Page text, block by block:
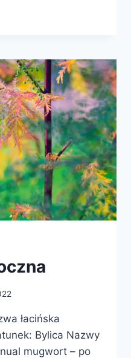
łacińska
Bylica Nazwy
mugwort – po